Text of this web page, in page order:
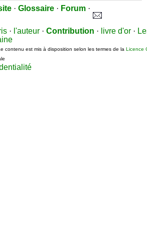
· Glossaire · Forum ·
· l'auteur · Contribution · livre d'or ·
contenu est mis à disposition selon les termes de la Licence